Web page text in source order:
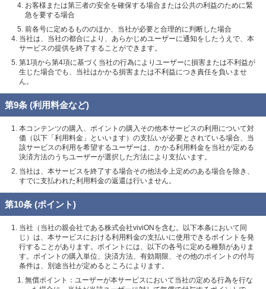
お客様または第三者の安全を確保する場合または公共の利益のために緊
急を要する場合
前各号に定めるもののほか、当社が必要と合理的に判断した場合
当社は、当社の都合により、あらかじめユーザーに通知をしたうえで、本
サービスの提供を終了することができます。
第1項から第4項に基づく当社の行為によりユーザーに損害または不利益が
生じた場合でも、当社はかかる損害または不利益につき責任を負いませ
ん。
第9条 (利用料金など)
本コンテンツの購入、ポイントの購入その他本サービスの利用について対
価（以下「利用料金」といいます）の支払いが必要とされている場合、当
該サービスの利用を希望するユーザーは、かかる利用料金を当社が定める
決済方法のうちユーザーが選択した方法により支払います。
当社は、本サービスを終了する場合その他法令上定めのある場合を除き、
すでに支払われた利用料金の返還は行いません。
第10条 (ポイント)
当社（当社の親会社である株式会社viviONを含む。以下本条において同
じ）は、本サービスにおける利用料金の支払いに使用できるポイントを発
行することがあります。ポイントには、以下の各号に定める種類がありま
す。ポイントの購入単位、決済方法、有効期限、その他のポイントの付与
条件は、別途当社が定めるところによります。
無償ポイント：ユーザーが本サービスにおいて当社の定める行為を行な